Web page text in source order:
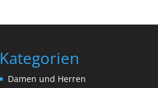
Kategorien
Damen und Herren